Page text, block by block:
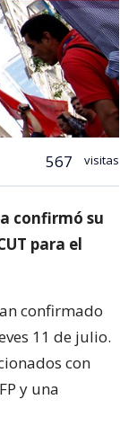
567 visitas
confirmó su
para el
confirmado
11 de julio.
con
y una